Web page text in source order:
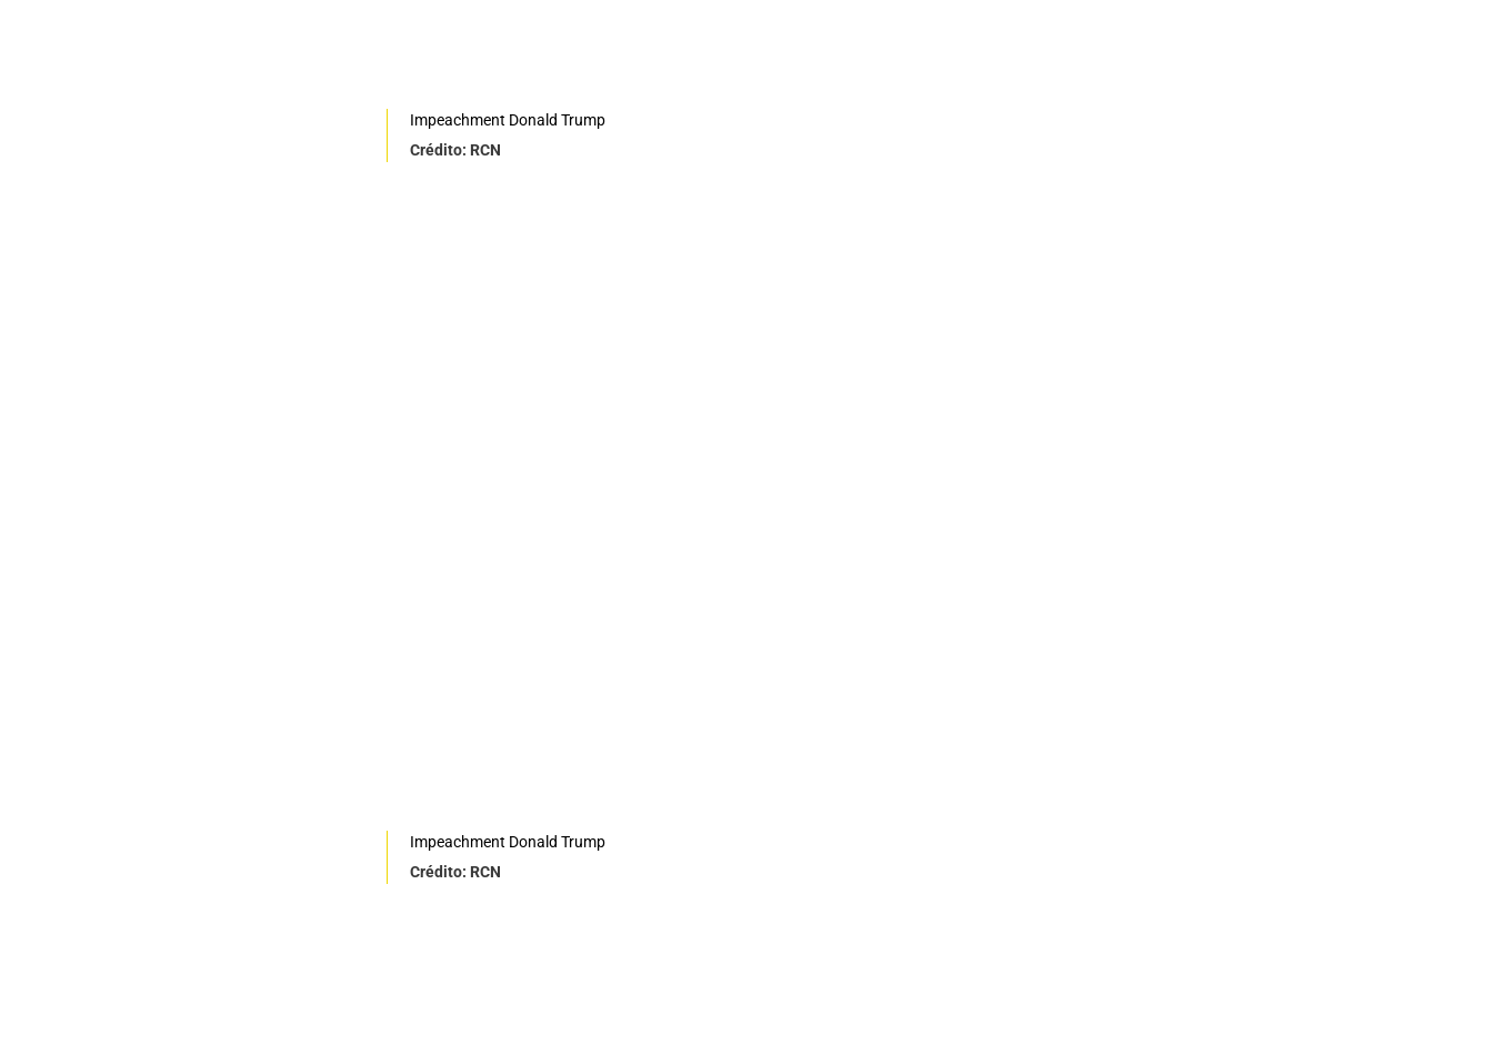
Impeachment Donald Trump
Crédito: RCN
Impeachment Donald Trump
Crédito: RCN